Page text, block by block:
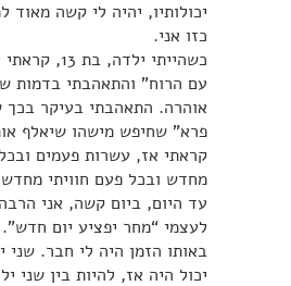
יכולותיו, יהיה לי קשה מאוד
כזו אני.
כשהייתי
עם הרוח” והתאהבתי בדמות
אוהרה. התאהבתי בעיקר בכך
פרא” שחיפש מישהו שיאלף
קראתי אז, עשרות פעמים
מחדש ובכל פעם חוויתי
עד היום, ביום קשה, אני
לעצמי “מחר יפציע יום חדש”.